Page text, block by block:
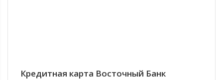
Кредитная карта Восточный Банк